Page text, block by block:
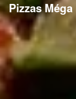
Pizzas Méga